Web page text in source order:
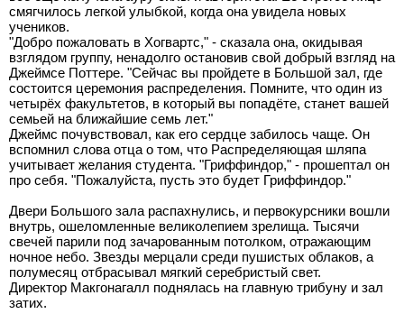
смягчилось легкой улыбкой, когда она увидела новых
учеников.
"Добро пожаловать в Хогвартс," - сказала она, окидывая
взглядом группу, ненадолго остановив свой добрый взгляд на
Джеймсе Поттере. "Сейчас вы пройдете в Большой зал, где
состоится церемония распределения. Помните, что один из
четырёх факультетов, в который вы попадёте, станет вашей
семьей на ближайшие семь лет."
Джеймс почувствовал, как его сердце забилось чаще. Он
вспомнил слова отца о том, что Распределяющая шляпа
учитывает желания студента. "Гриффиндор," - прошептал он
про себя. "Пожалуйста, пусть это будет Гриффиндор."
Двери Большого зала распахнулись, и первокурсники вошли
внутрь, ошеломленные великолепием зрелища. Тысячи
свечей парили под зачарованным потолком, отражающим
ночное небо. Звезды мерцали среди пушистых облаков, а
полумесяц отбрасывал мягкий серебристый свет.
Директор Макгонагалл поднялась на главную трибуну и зал
затих.